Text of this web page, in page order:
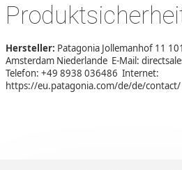
Hersteller: Patagonia Jollemanhof 11
Amsterdam Niederlande E-Mail:
Telefon: +49 8938 036486 Internet:
https://eu.patagonia.com/de/de/contact/